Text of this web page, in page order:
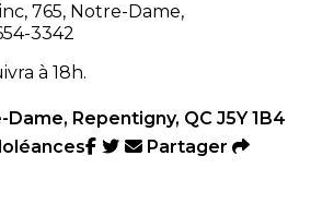
765, Notre-Dame,
3342
à 18h.
Repentigny, QC J5Y 1B4
Partager